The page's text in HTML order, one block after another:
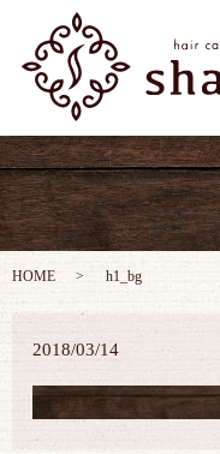
HOME h1_bg
2018/03/14